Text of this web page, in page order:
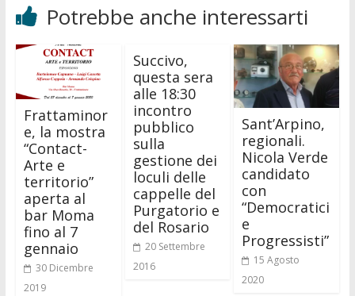
Potrebbe anche interessarti
Frattaminor
e, la mostra
“Contact-
Arte e
territorio”
aperta al
bar Moma
fino al 7
gennaio
30 Dicembre
2019
Succivo,
questa sera
alle 18:30
incontro
pubblico
sulla
gestione dei
loculi delle
cappelle del
Purgatorio e
del Rosario
20 Settembre
2016
Sant’Arpino,
regionali.
Nicola Verde
candidato
con
“Democratici
e
Progressisti”
15 Agosto
2020